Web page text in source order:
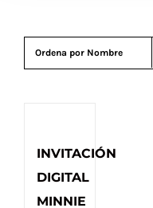
Ordena por Nombre
INVITACIÓN
DIGITAL
MINNIE